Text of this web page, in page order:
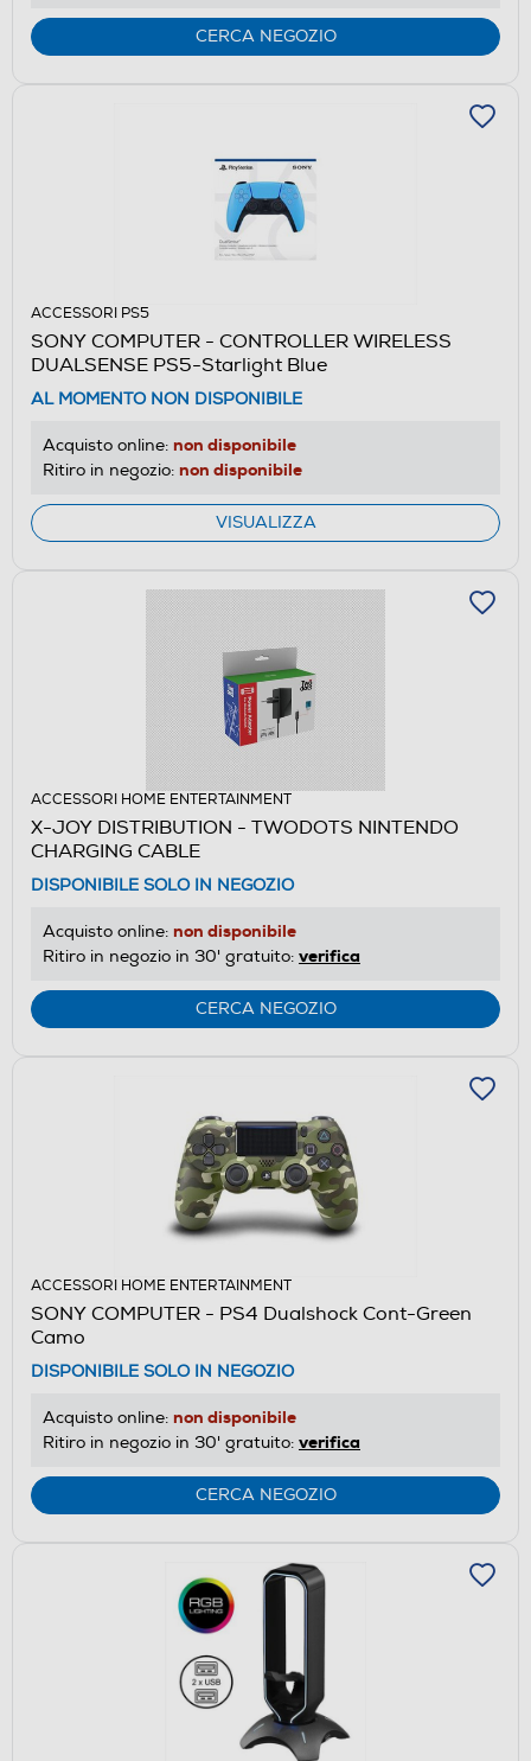
CERCA NEGOZIO
ACCESSORI PS5
SONY COMPUTER - CONTROLLER WIRELESS
DUALSENSE PS5-Starlight Blue
AL MOMENTO NON DISPONIBILE
Acquisto online: non disponibile
Ritiro in negozio: non disponibile
VISUALIZZA
ACCESSORI HOME ENTERTAINMENT
X-JOY DISTRIBUTION - TWODOTS NINTENDO
CHARGING CABLE
DISPONIBILE SOLO IN NEGOZIO
Acquisto online: non disponibile
Ritiro in negozio in 30' gratuito: verifica
CERCA NEGOZIO
ACCESSORI HOME ENTERTAINMENT
SONY COMPUTER - PS4 Dualshock Cont-Green
Camo
DISPONIBILE SOLO IN NEGOZIO
Acquisto online: non disponibile
Ritiro in negozio in 30' gratuito: verifica
CERCA NEGOZIO